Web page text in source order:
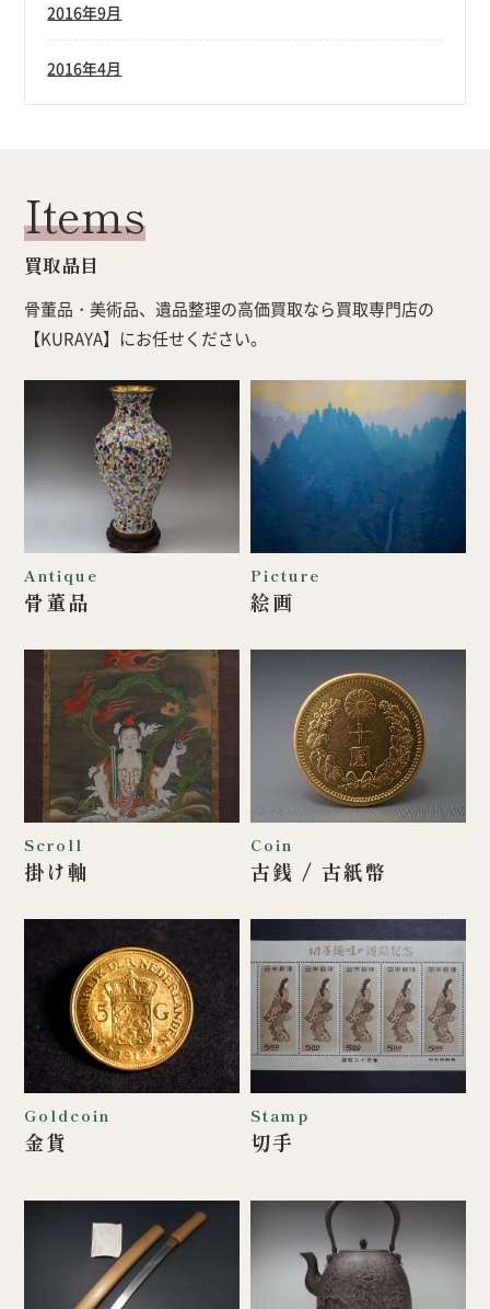
2016年9月
2016年4月
Items
買取品目
骨董品・美術品、遺品整理の高価買取なら買取専門店の
【KURAYA】にお任せください。
Antique
骨董品
Picture
絵画
Scroll
掛け軸
Coin
古銭 / 古紙幣
Goldcoin
金貨
Stamp
切手